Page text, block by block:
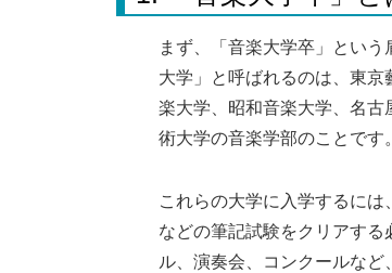
まず、「音楽大学卒」とい
大学」と呼ばれるのは、東
楽大学、昭和音楽大学、名
術大学の音楽学部のことです。
これらの大学に入学するに
などの筆記試験をクリアす
ル、演奏会、コンクールな